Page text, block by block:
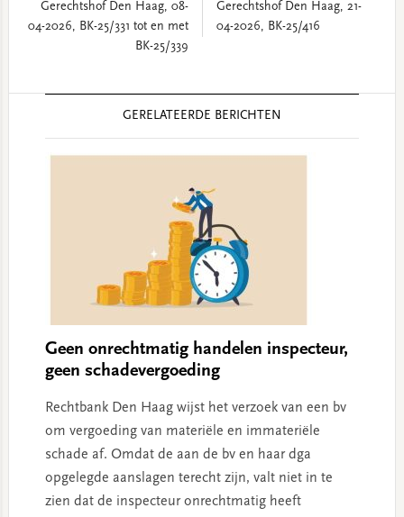
Gerechtshof Den Haag, 08-
04-2026, BK-25/331 tot en met
BK-25/339
Gerechtshof Den Haag, 21-
04-2026, BK-25/416
GERELATEERDE BERICHTEN
Geen onrechtmatig handelen inspecteur,
geen schadevergoeding
Rechtbank Den Haag wijst het verzoek van een bv
om vergoeding van materiële en immateriële
schade af. Omdat de aan de bv en haar dga
opgelegde aanslagen terecht zijn, valt niet in te
zien dat de inspecteur onrechtmatig heeft